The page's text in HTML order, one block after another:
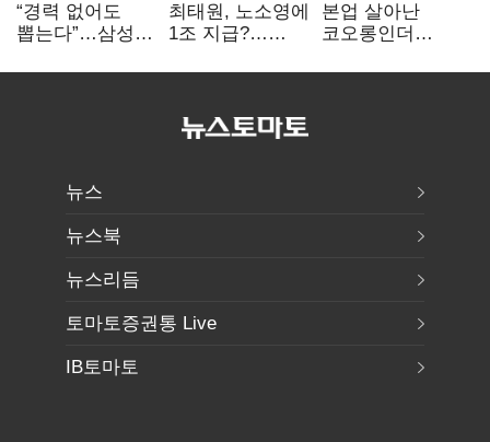
“경력 없어도
뽑는다”…삼성
반도체 인재
최태원, 노소영에
1조 지급?…
본업 살아난
코오롱인더
배터리 소재로
뉴스
뉴스북
뉴스리듬
토마토증권통 Live
IB토마토